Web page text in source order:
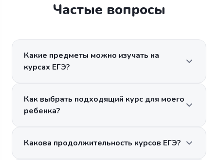
Частые вопросы
Какие предметы можно изучать на
курсах ЕГЭ?
Как выбрать подходящий курс для моего
ребенка?
Какова продолжительность курсов ЕГЭ?